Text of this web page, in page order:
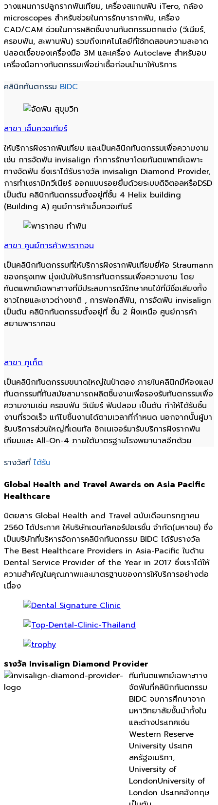
วางแผนการปลูกรากฟันเทียม, เครื่องสแกนฟัน iTero, กล้อง
microscopes สำหรับช่วยในการรักษารากฟัน, เครื่อง
CAD/CAM ช่วยในการผลิตชิ้นงานทันตกรรมตกแต่ง (วีเนียร์,
ครอบฟัน, สะพานฟัน) รวมถึงเทคโนโลยีที่ใช้ทดสอบความสะอาด
ปลอดเชื้อของเครื่องมือ 3M และเครื่อง Autoclave สำหรับอบ
เครื่องมือทางทันตกรรมเพื่อฆ่าเชื้อก่อนนำมาให้บริการ
คลินิกทันตกรรม BIDC
สาขา เอ็มควอเทียร์
ให้บริการฝังรากฟันเทียม และเป็นคลินิกทันตกรรมเพื่อความงาม
เช่น การจัดฟัน invisalign ทำการรักษาโดยทันตแพทย์เฉพาะ
ทางจัดฟัน ซึ่งเราได้รับรางวัล invisalign Diamond Provider,
การทำเซรามิกวีเนียร์ ออกแบบรอยยิ้มด้วยระบบดิจิตอลหรือDSD
เป็นต้น คลินิกทันตกรรมตั้งอยู่ที่ชั้น 4 Helix building
(Building A) ศูนย์การค้าเอ็มควอเทียร์
สาขา ศูนย์การค้าพารากอน
เป็นคลินิกทันตกรรมที่ให้บริการฝังรากฟันเทียมยี่ห้อ Straumann
ของกรุงเทพ มุ่งเน้นให้บริการทันตกรรมเพื่อความงาม โดย
ทันตแพทย์เฉพาะทางที่มีประสบการณ์รักษาคนไข้ที่มีชื่อเสียงทั้ง
ชาวไทยและชาวต่างชาติ , การฟอกสีฟัน, การจัดฟัน invisalign
เป็นต้น คลินิกทันตกรรมตั้งอยู่ที่ ชั้น 2 ฝั่งเหนือ ศูนย์การค้า
สยามพารากอน
สาขา ภูเก็ต
เป็นคลินิกทันตกรรมขนาดใหญ่ในป่าตอง ภายในคลินิกมีห้องแลป
ทันตกรรมที่ทันสมัยสามารถผลิตชิ้นงานเพื่อรองรับทันตกรรมเพื่อ
ความงามเช่น ครอบฟัน วีเนียร์ ฟันปลอม เป็นต้น ทำให้ได้รับชิ้น
งานที่รวดเร็ว แก้ไขชิ้นงานได้ตามเวลาที่กำหนด นอกจากนั้นผู้มา
รับบริการส่วนใหญ่ที่เดนทัล ซิกเนเจอร์มารับบริการฝังรากฟัน
เทียมและ All-On-4 ภายใต้มาตรฐานโรงพยาบาลอีกด้วย
รางวัลที่ ได้รับ
Global Health and Travel Awards on Asia Pacific
Healthcare
นิตยสาร Global Health and Travel ฉบับเดือนกรกฎาคม
2560 ได้ประกาศ ให้บริษัทเดนทัลคอร์ปอเรชั่น จำกัด(มหาชน) ซึ่ง
เป็นบริษัทที่บริหารจัดการคลินิกทันตกรรม BIDC ได้รับรางวัล
The Best Healthcare Providers in Asia-Pacific ในด้าน
Dental Service Provider of the Year in 2017 ซึ่งเราได้ให้
ความสำคัญในคุณภาพและมาตรฐานของการให้บริการอย่างต่อ
เนื่อง
รางวัล Invisalign Diamond Provider
ทีมทันตแพทย์เฉพาะทาง
จัดฟันที่คลินิกทันตกรรม
BIDC จบการศึกษาจาก
มหาวิทยาลัยชั้นนำทั้งใน
และต่างประเทศเช่น
Western Reserve
University ประเทศ
สหรัฐอเมริกา,
University of
LondonUniversity of
London ประเทศอังกฤษ